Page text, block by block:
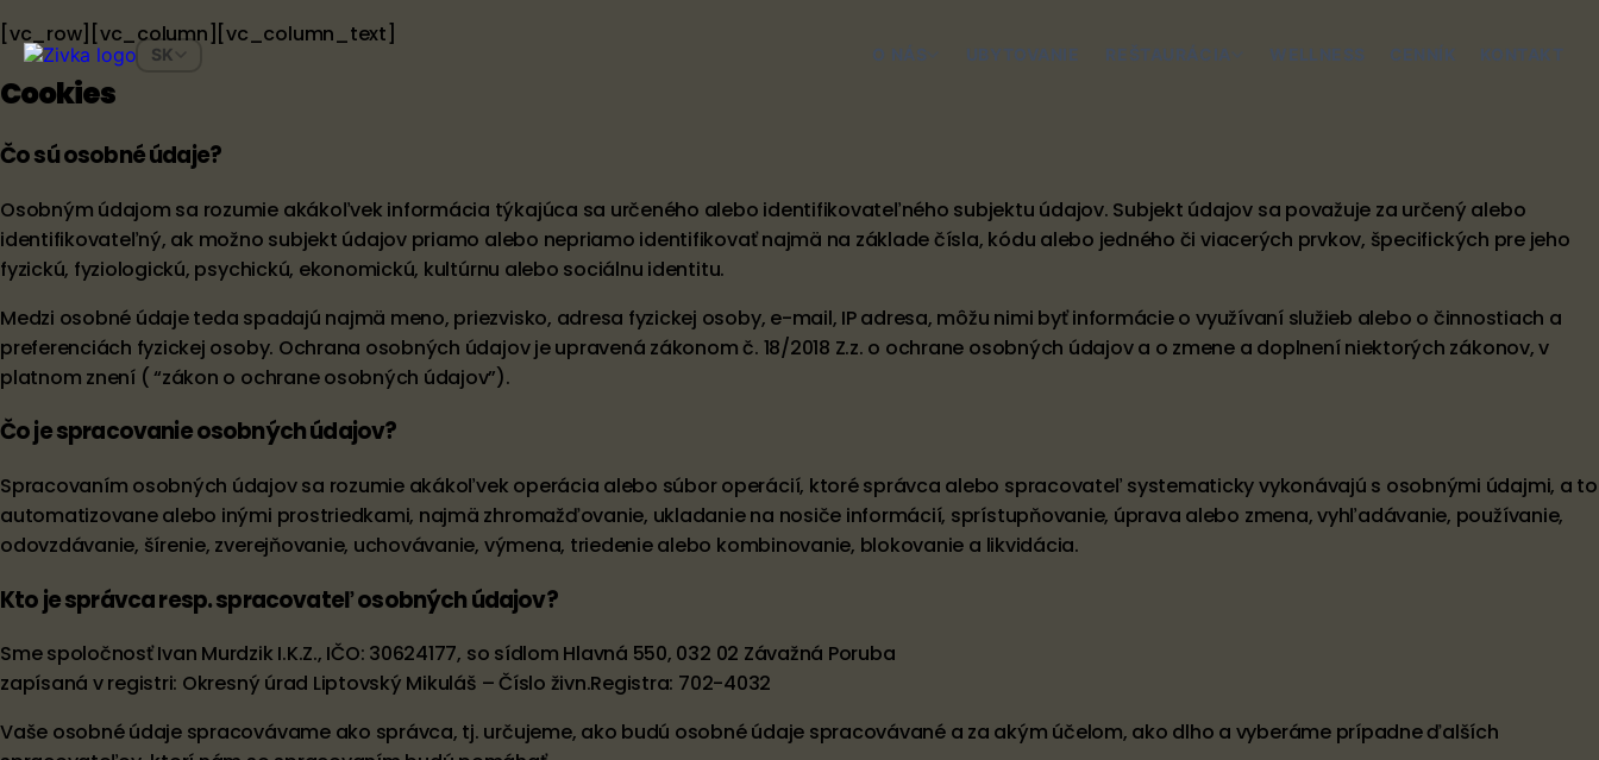
[vc_row][vc_column][vc_column_text]
Cookies
Čo sú osobné údaje?
Osobným údajom sa rozumie akákoľvek informácia týkajúca sa určeného alebo identifikovateľného subjektu údajov. Subjekt údajov sa považuje za určený alebo
identifikovateľný, ak možno subjekt údajov priamo alebo nepriamo identifikovať najmä na základe čísla, kódu alebo jedného či viacerých prvkov, špecifických pre jeho
fyzickú, fyziologickú, psychickú, ekonomickú, kultúrnu alebo sociálnu identitu.
Medzi osobné údaje teda spadajú najmä meno, priezvisko, adresa fyzickej osoby, e-mail, IP adresa, môžu nimi byť informácie o využívaní služieb alebo o činnostiach a
preferenciách fyzickej osoby. Ochrana osobných údajov je upravená zákonom č. 18/2018 Z.z. o ochrane osobných údajov a o zmene a doplnení niektorých zákonov, v
platnom znení ( “zákon o ochrane osobných údajov”).
Čo je spracovanie osobných údajov?
Spracovaním osobných údajov sa rozumie akákoľvek operácia alebo súbor operácií, ktoré správca alebo spracovateľ systematicky vykonávajú s osobnými údajmi, a to
automatizovane alebo inými prostriedkami, najmä zhromažďovanie, ukladanie na nosiče informácií, sprístupňovanie, úprava alebo zmena, vyhľadávanie, používanie,
odovzdávanie, šírenie, zverejňovanie, uchovávanie, výmena, triedenie alebo kombinovanie, blokovanie a likvidácia.
Kto je správca resp. spracovateľ osobných údajov?
Sme spoločnosť Ivan Murdzik I.K.Z., IČO: 30624177, so sídlom Hlavná 550, 032 02 Závažná Poruba
zapísaná v registri: Okresný úrad Liptovský Mikuláš – Číslo živn.Registra: 702-4032
Vaše osobné údaje spracovávame ako správca, tj. určujeme, ako budú osobné údaje spracovávané a za akým účelom, ako dlho a vyberáme prípadne ďalších
O NÁS UBYTOVANIE REŠTAURÁCIA WELLNESS CENNÍK KONTAKT
SK